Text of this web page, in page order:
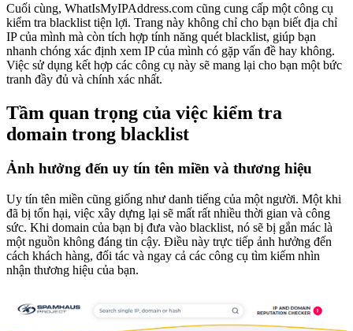
Cuối cùng, WhatIsMyIPAddress.com cũng cung cấp một công cụ
kiểm tra blacklist tiện lợi. Trang này không chỉ cho bạn biết địa chỉ
IP của mình mà còn tích hợp tính năng quét blacklist, giúp bạn
nhanh chóng xác định xem IP của mình có gặp vấn đề hay không.
Việc sử dụng kết hợp các công cụ này sẽ mang lại cho bạn một bức
tranh đầy đủ và chính xác nhất.
Tầm quan trọng của việc kiểm tra
domain trong blacklist
Ảnh hưởng đến uy tín tên miền và thương hiệu
Uy tín tên miền cũng giống như danh tiếng của một người. Một khi
đã bị tổn hại, việc xây dựng lại sẽ mất rất nhiều thời gian và công
sức. Khi domain của bạn bị đưa vào blacklist, nó sẽ bị gắn mác là
một nguồn không đáng tin cậy. Điều này trực tiếp ảnh hưởng đến
cách khách hàng, đối tác và ngay cả các công cụ tìm kiếm nhìn
nhận thương hiệu của bạn.